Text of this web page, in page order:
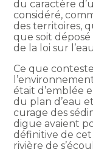
du caractère
considéré,
des territoires,
que soit
de la loi sur
Ce que
était d’emblée
du plan d’eau
curage des
digue avaient
définitive de
rivière de